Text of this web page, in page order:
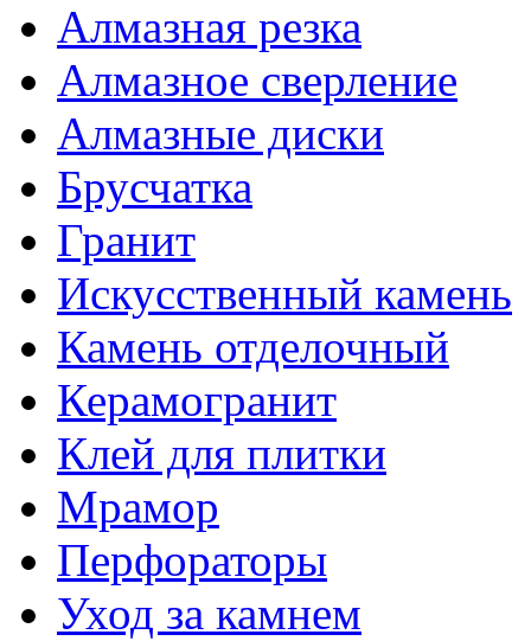
Алмазная резка
Алмазное сверление
Алмазные диски
Брусчатка
Гранит
Искусственный камень
Камень отделочный
Керамогранит
Клей для плитки
Мрамор
Перфораторы
Уход за камнем